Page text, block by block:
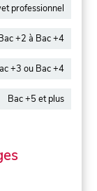
professionnel
+2 à Bac +4
+3 ou Bac +4
Bac +5 et plus